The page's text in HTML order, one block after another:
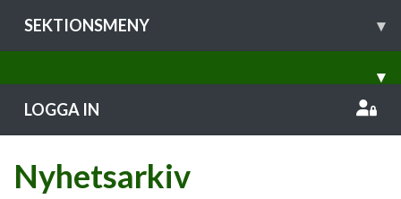
SEKTIONSMENY ▾
▾
LOGGA IN
Nyhetsarkiv